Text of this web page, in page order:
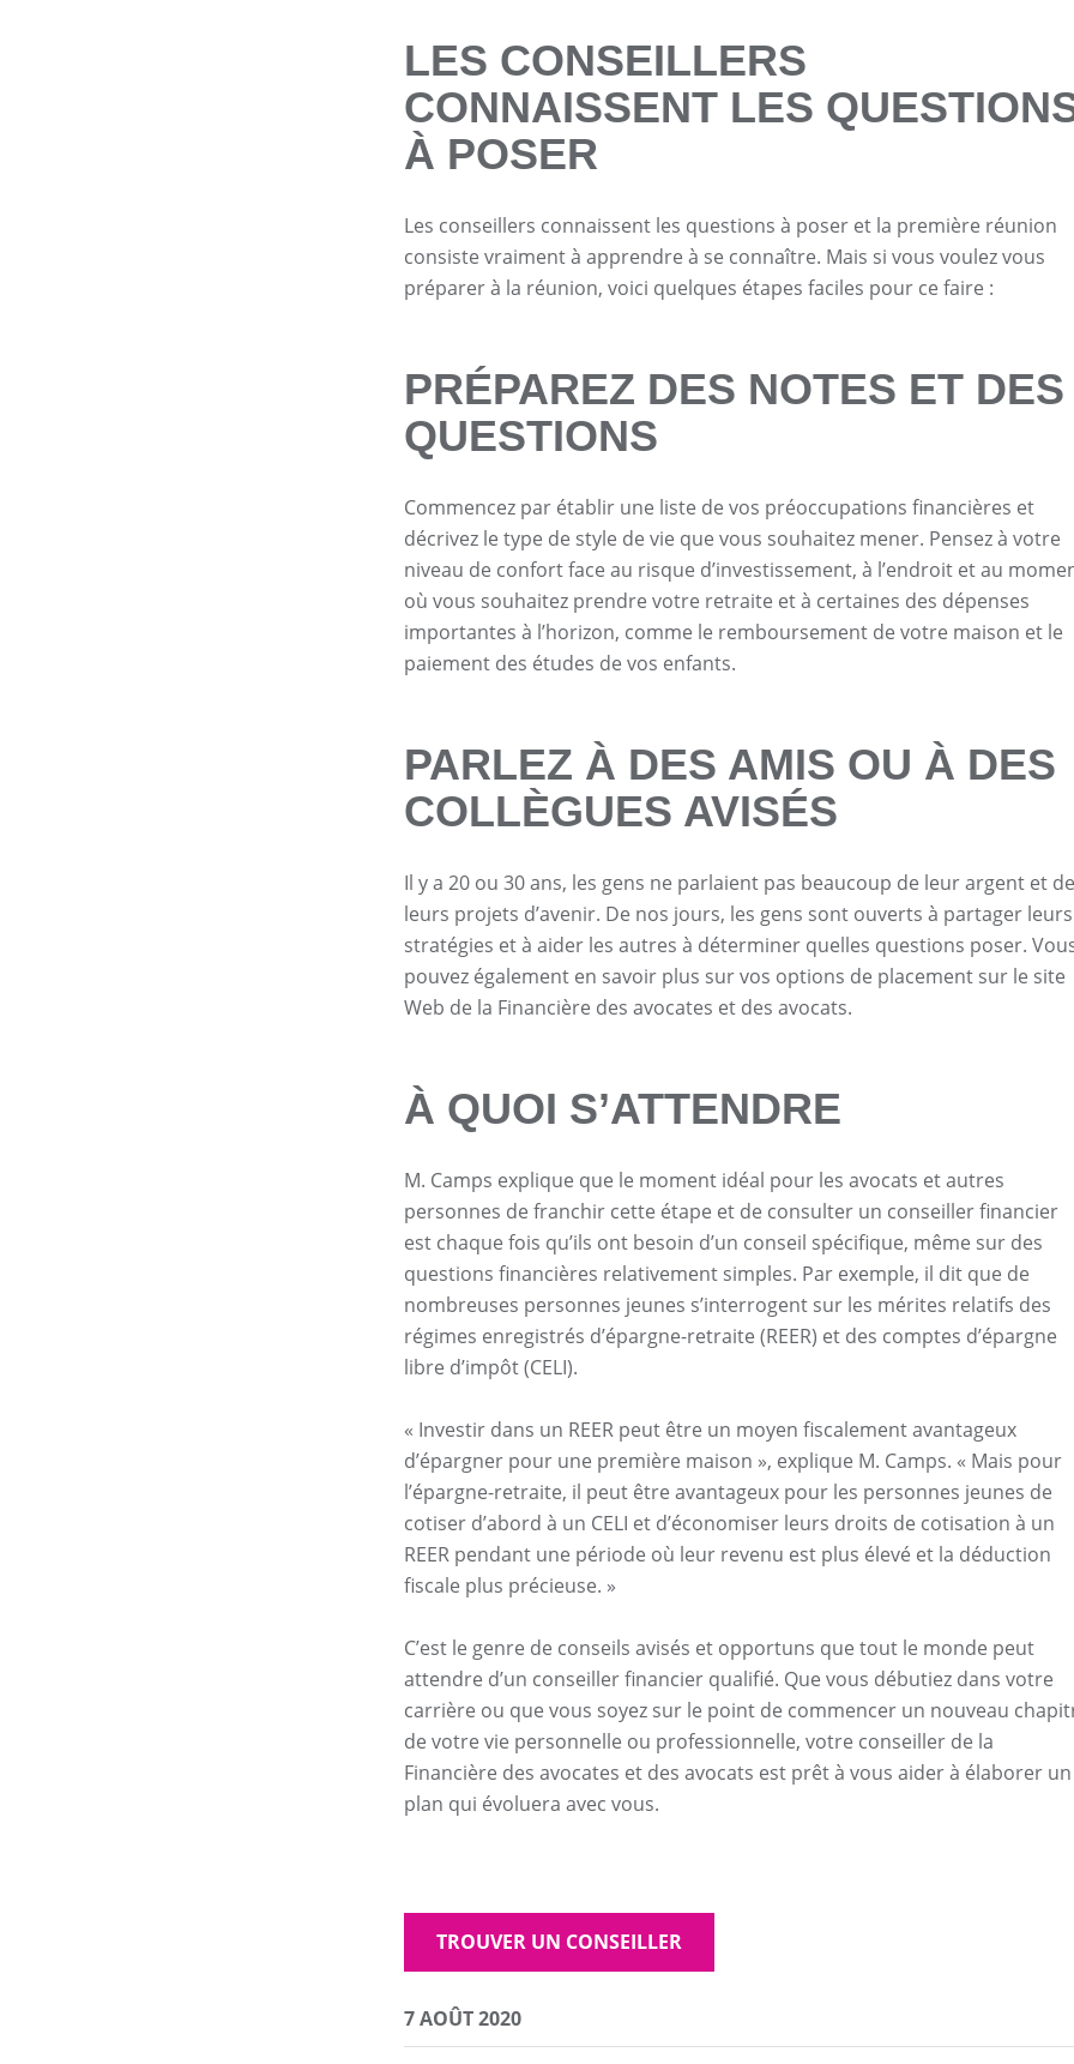
LES CONSEILLERS
CONNAISSENT LES
À POSER
Les conseillers connaissent les questions à poser et la première réunion
consiste vraiment à apprendre à se connaître. Mais si vous voulez vous
préparer à la réunion, voici quelques étapes faciles pour ce faire :
PRÉPAREZ DES NOTES ET DES
QUESTIONS
Commencez par établir une liste de vos préoccupations financières et
décrivez le type de style de vie que vous souhaitez mener. Pensez à votre
niveau de confort face au risque d’investissement, à l’endroit et au
où vous souhaitez prendre votre retraite et à certaines des dépenses
importantes à l’horizon, comme le remboursement de votre maison et le
paiement des études de vos enfants.
PARLEZ À DES AMIS OU À DES
COLLÈGUES AVISÉS
Il y a 20 ou 30 ans, les gens ne parlaient pas beaucoup de leur argent et de
leurs projets d’avenir. De nos jours, les gens sont ouverts à partager leurs
stratégies et à aider les autres à déterminer quelles questions poser.
pouvez également en savoir plus sur vos options de placement sur le site
Web de la Financière des avocates et des avocats.
À QUOI S’ATTENDRE
M. Camps explique que le moment idéal pour les avocats et autres
personnes de franchir cette étape et de consulter un conseiller financier
est chaque fois qu’ils ont besoin d’un conseil spécifique, même sur des
questions financières relativement simples. Par exemple, il dit que de
nombreuses personnes jeunes s’interrogent sur les mérites relatifs des
régimes enregistrés d’épargne-retraite (REER) et des comptes d’épargne
libre d’impôt (CELI).
« Investir dans un REER peut être un moyen fiscalement avantageux
d’épargner pour une première maison », explique M. Camps. « Mais pour
l’épargne-retraite, il peut être avantageux pour les personnes jeunes de
cotiser d’abord à un CELI et d’économiser leurs droits de cotisation à un
REER pendant une période où leur revenu est plus élevé et la déduction
fiscale plus précieuse. »
C’est le genre de conseils avisés et opportuns que tout le monde peut
attendre d’un conseiller financier qualifié. Que vous débutiez dans votre
carrière ou que vous soyez sur le point de commencer un nouveau
de votre vie personnelle ou professionnelle, votre conseiller de la
Financière des avocates et des avocats est prêt à vous aider à élaborer un
plan qui évoluera avec vous.
TROUVER UN CONSEILLER
7 AOÛT 2020